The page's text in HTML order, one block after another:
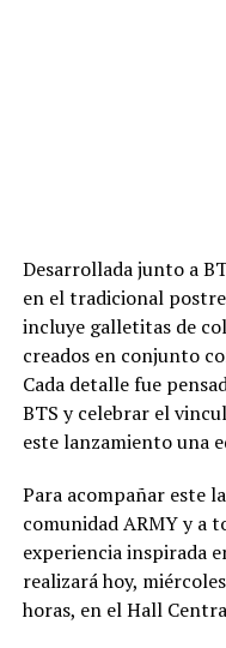
Desarrollada junto a
en el tradicional
incluye galletitas de
creados en conjunto
Cada detalle fue
BTS y celebrar el
este lanzamiento una
Para acompañar este
comunidad ARMY y a
experiencia inspirada
realizará hoy,
horas, en el Hall